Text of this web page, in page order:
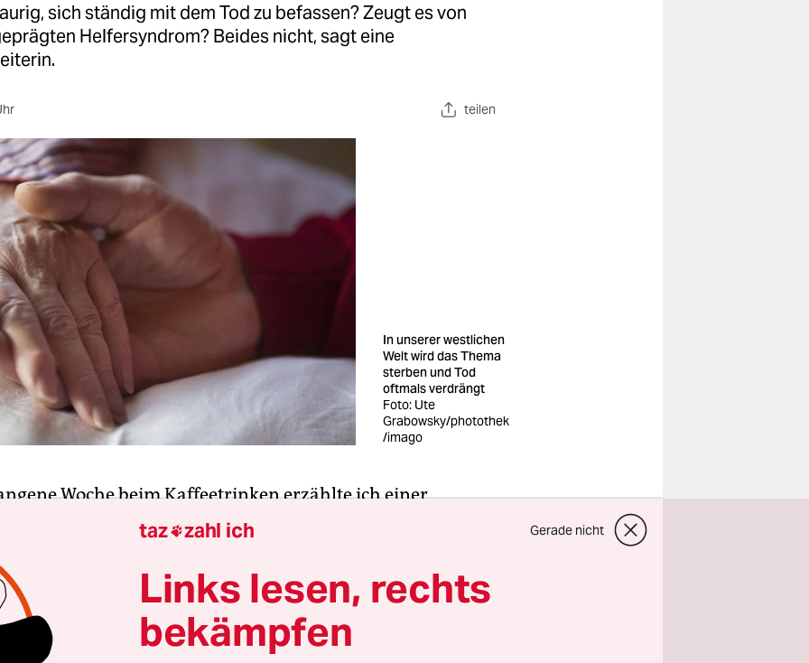
sich ständig mit dem Tod zu befassen? Zeugt es von
Helfersyndrom? Beides nicht, sagt eine
teilen
In unserer westlichen
Welt wird das Thema
sterben und Tod
oftmals verdrängt
Foto: Ute
Grabowsky/photothek
/imago
Woche beim Kaffeetrinken erzählte ich einer
davon, dass ich jetzt eine Kolumne über den Tod
Sie schaute mich an und sagte: Ist das nicht schwer,
mit dem Tod zu beschäftigen? Und traurig? Diese Frage
ständig zu hören. Vor allem, wenn es um meine Tätigkeit
geht. Meine Antwort lautet: Nein. Ganz im
taz zahl ich Gerade nicht
Links lesen, rechts
bekämpfen